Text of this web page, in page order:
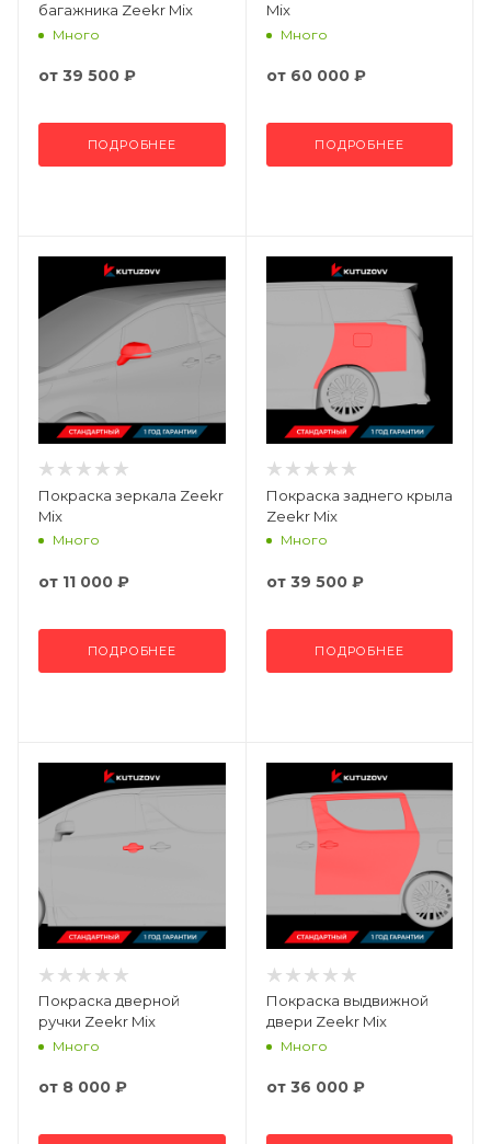
багажника Zeekr Mix
Много
от 39 500 ₽
ПОДРОБНЕЕ
Mix
Много
от 60 000 ₽
ПОДРОБНЕЕ
Покраска зеркала Zeekr
Mix
Много
от 11 000 ₽
ПОДРОБНЕЕ
Покраска заднего крыла
Zeekr Mix
Много
от 39 500 ₽
ПОДРОБНЕЕ
Покраска дверной
ручки Zeekr Mix
Много
от 8 000 ₽
Покраска выдвижной
двери Zeekr Mix
Много
от 36 000 ₽